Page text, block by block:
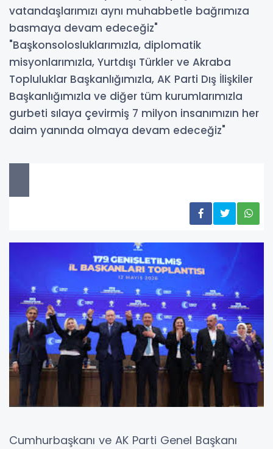
vatandaşlarımızı aynı muhabbetle bağrımıza
basmaya devam edeceğiz"
"Başkonsolosluklarımızla, diplomatik
misyonlarımızla, Yurtdışı Türkler ve Akraba
Topluluklar Başkanlığımızla, AK Parti Dış İlişkiler
Başkanlığımızla ve diğer tüm kurumlarımızla
gurbeti sılaya çevirmiş 7 milyon insanımızın her
daim yanında olmaya devam edeceğiz"
Cumhurbaşkanı ve AK Parti Genel Başkanı